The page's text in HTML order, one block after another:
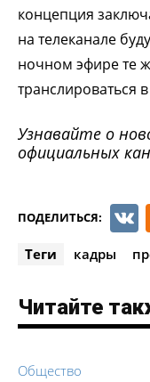
концепция
на телеканале
ночном эфире те
транслироваться
Узнавайте о
официальных
ПОДЕЛИТЬСЯ:
Теги кадры
Читайте
Общество